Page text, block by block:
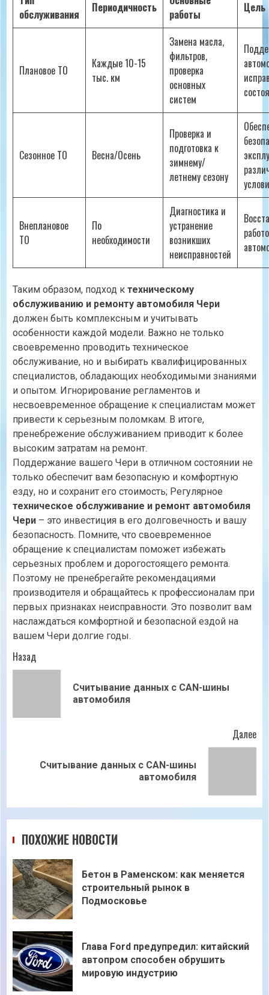
обслуживания
Периодичность
работы
Цель
Плановое ТО
Каждые 10-15
тыс. км
Замена масла,
фильтров,
проверка
основных
систем
Сезонное ТО Весна/Осень
Проверка и
подготовка к
зимнему/
летнему сезону
Внеплановое
ТО
По
необходимости
Диагностика и
устранение
возникших
неисправностей
Таким образом, подход к техническому
обслуживанию и ремонту автомобиля Чери
должен быть комплексным и учитывать
особенности каждой модели. Важно не только
своевременно проводить техническое
обслуживание, но и выбирать квалифицированных
специалистов, обладающих необходимыми знаниями
и опытом. Игнорирование регламентов и
несвоевременное обращение к специалистам может
привести к серьезным поломкам. В итоге,
пренебрежение обслуживанием приводит к более
высоким затратам на ремонт.
Поддержание вашего Чери в отличном состоянии не
только обеспечит вам безопасную и комфортную
езду, но и сохранит его стоимость; Регулярное
техническое обслуживание и ремонт автомобиля
Чери – это инвестиция в его долговечность и вашу
безопасность. Помните, что своевременное
обращение к специалистам поможет избежать
серьезных проблем и дорогостоящего ремонта.
Поэтому не пренебрегайте рекомендациями
производителя и обращайтесь к профессионалам при
первых признаках неисправности. Это позволит вам
наслаждаться комфортной и безопасной ездой на
вашем Чери долгие годы.
Продолжить
Назад
Считывание данных с CAN-шины
автомобиля
Далее
СледующаяСчитывание данных с CAN-шины
автомобиля
ПОХОЖИЕ НОВОСТИ
Бетон в Раменском: как меняется
строительный рынок в
Подмосковье
Глава Ford предупредил: китайский
автопром способен обрушить
мировую индустрию